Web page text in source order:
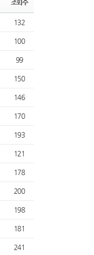
조회수
132
100
99
150
146
170
193
121
178
200
198
181
241